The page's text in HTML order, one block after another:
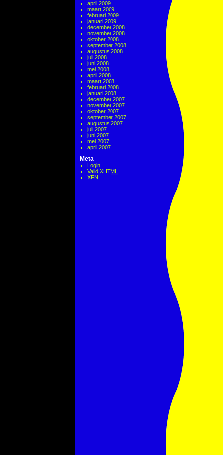
april 2009
maart 2009
februari 2009
januari 2009
december 2008
november 2008
oktober 2008
september 2008
augustus 2008
juli 2008
juni 2008
mei 2008
april 2008
maart 2008
februari 2008
januari 2008
december 2007
november 2007
oktober 2007
september 2007
augustus 2007
juli 2007
juni 2007
mei 2007
april 2007
Meta
Login
Valid XHTML
XFN